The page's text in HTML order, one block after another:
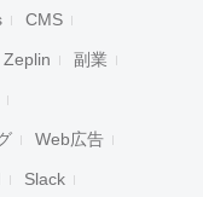
CMS
Zeplin 副業
Web広告
Slack